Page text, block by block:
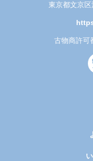
東京都文京
古物商許